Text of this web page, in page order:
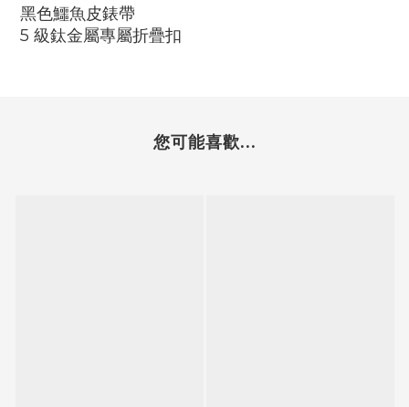
黑色鱷魚皮錶帶
5 級鈦金屬專屬折疊扣
您可能喜歡...